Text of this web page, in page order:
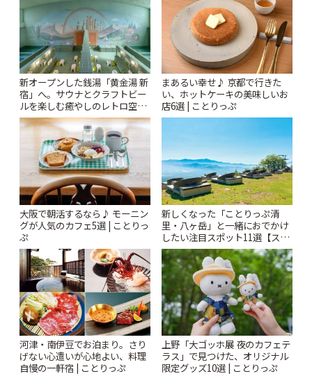
新オープンした銭湯「黄金湯 新
宿」へ。サウナとクラフトビー
ルを楽しむ癒やしのレトロ空間
| ことりっぷ
まあるい幸せ♪ 京都で行きた
い、ホットケーキの美味しいお
店6選 | ことりっぷ
大阪で朝活するなら♪ モーニン
グが人気のカフェ5選 | ことりっ
ぷ
新しくなった「ことりっぷ清
里・八ヶ岳」と一緒におでかけ
したい注目スポット11選【スタ
ンプラリー開催中】 | ことりっ
ぷ
河津・南伊豆でお泊まり。さり
げない心遣いが心地よい、料理
自慢の一軒宿 | ことりっぷ
上野「大ゴッホ展 夜のカフェテ
ラス」で見つけた、オリジナル
限定グッズ10選 | ことりっぷ